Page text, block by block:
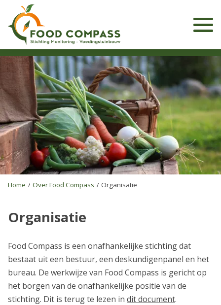
Home Over Food Compass Organisatie
Organisatie
Food Compass is een onafhankelijke stichting dat
bestaat uit een bestuur, een deskundigenpanel en het
bureau. De werkwijze van Food Compass is gericht op
het borgen van de onafhankelijke positie van de
stichting. Dit is terug te lezen in dit document.